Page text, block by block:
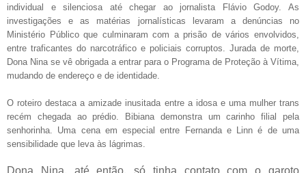
individual e silenciosa até chegar ao jornalista Flávio Godoy. As
investigações e as matérias jornalísticas levaram a denúncias no
Ministério Público que culminaram com a prisão de vários envolvidos,
entre traficantes do narcotráfico e policiais corruptos. Jurada de morte,
Dona Nina se vê obrigada a entrar para o Programa de Proteção à Vítima,
mudando de endereço e de identidade.
O roteiro destaca a amizade inusitada entre a idosa e uma mulher trans
recém chegada ao prédio. Bibiana demonstra um carinho filial pela
senhorinha. Uma cena em especial entre Fernanda e Linn é de uma
sensibilidade que leva às lágrimas.